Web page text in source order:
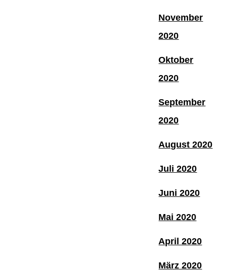
November
2020
Oktober
2020
September
2020
August 2020
Juli 2020
Juni 2020
Mai 2020
April 2020
März 2020